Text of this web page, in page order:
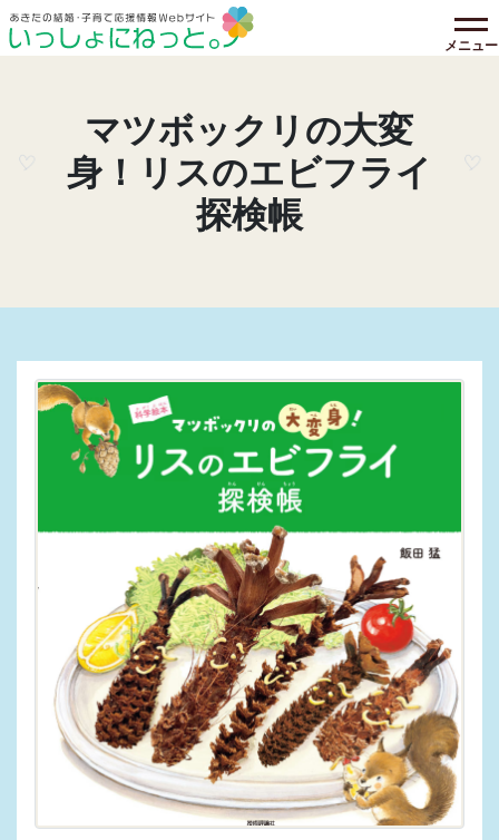
メニュー
マツボックリの大変
身！リスのエビフライ
探検帳